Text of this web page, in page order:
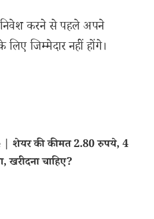
निवेश करने से पहले अपने
जिम्मेदार नहीं होंगे।
| शेयर की कीमत 2.80 रुपये, 4
खरीदना चाहिए?